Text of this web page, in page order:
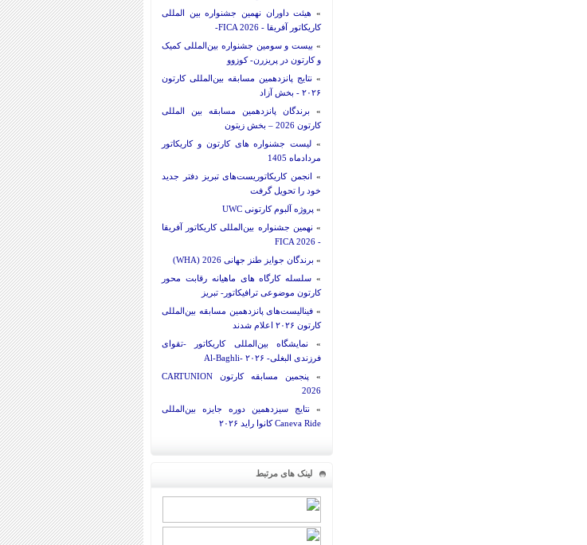
» هیئت داوران نهمین جشنواره بین المللی
کاریکاتور آفریقا - FICA 2026-
» بیست و سومین جشنواره بین‌المللی کمیک
و کارتون در پریزرن- کوزوو
» نتایج پانزدهمین مسابقه بین‌المللی کارتون
۲۰۲۶ - بخش آزاد
» برندگان پانزدهمین مسابقه بین المللی
کارتون 2026 – بخش زیتون
» لیست جشنواره های کارتون و کاریکاتور
مردادماه 1405
» انجمن کاریکاتوریست‌های تبریز دفتر جدید
خود را تحویل گرفت
» پروژه آلبوم کارتونی UWC
» نهمین جشنواره بین‌المللی کاریکاتور آفریقا
- FICA 2026
» برندگان جوایز طنز جهانی 2026 (WHA)
» سلسله کارگاه های ماهیانه رقابت محور
کارتون موضوعی ترافیکاتور- تبریز
» فینالیست‌های پانزدهمین مسابقه بین‌المللی
کارتون ۲۰۲۶ اعلام شدند
» نمایشگاه بین‌المللی کاریکاتور -تقوای
فرزندی البغلی- Al-Baghli- ۲۰۲۶
»
پنجمین مسابقه کارتون CARTUNION
2026
» نتایج سیزدهمین دوره جایزه بین‌المللی
Caneva Ride کانوا راید ۲۰۲۶
لینک های مرتبط